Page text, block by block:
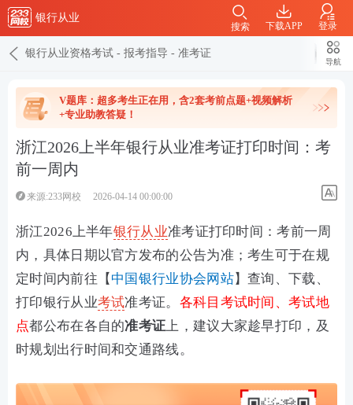
银行从业
下载APP 登录
搜索
银行从业资格考试 - 报考指导 - 准考证
导航
V题库：超多考生正在用，含2套考前点题+视频解析
+专业助教答疑！
浙江2026上半年银行从业准考证打印时间：考
前一周内
来源:233网校 2026-04-14 00:00:00
浙江2026上半年银行从业准考证打印时间：考前一周
内，具体日期以官方发布的公告为准；考生可于在规
定时间内前往 【 中国银行业协会网站】查询、下载、
打印银行从业考试准考证。 各科目考试时间、考试地
点都公布在各自的准考证上，建议大家趁早打印，及
时规划出行时间和交通路线。